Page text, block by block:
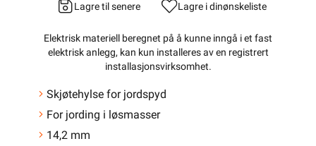
Lagre til senere Lagre i dinønskeliste
Elektrisk materiell beregnet på å kunne inngå i et fast
elektrisk anlegg, kan kun installeres av en registrert
installasjonsvirksomhet.
Skjøtehylse for jordspyd
For jording i løsmasser
14,2 mm